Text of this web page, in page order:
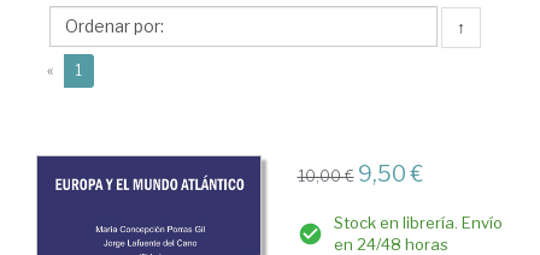
Cano,
Jorge
↑
« 1
10,00 € 9,50 €
Stock en librería. Envío
en 24/48 horas